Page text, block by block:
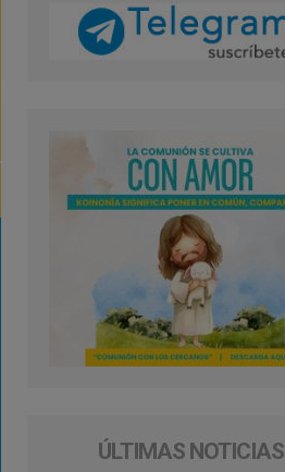
ÚLTIMAS NOTICIAS